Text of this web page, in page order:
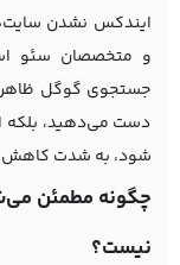
ایندکس نشدن
و متخصصان سئو
جستجوی گوگل ظاهر
دست می‌دهید، بلکه
شود، به شدت کاهش
چگونه مطمئن
نیست؟